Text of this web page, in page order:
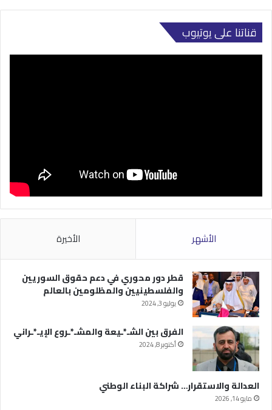
قناتنا على يوتيوب
الأشهر الأخيرة
قطر دور محوري في دعم حقوق السوريين
والفلسطينيين والمظلومين بالعالم
يوليو 3, 2024
الفرق بين الشـ*ـيعة والمشـ*ـروع الإيـ*ـراني
أكتوبر 8, 2024
العدالة والاستقرار… شراكة البناء الوطني
مايو 14, 2026